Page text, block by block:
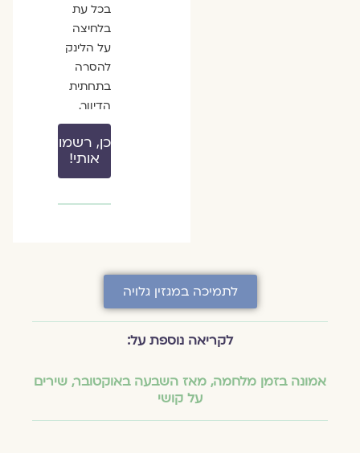
בכל עת
בלחיצה
על הלינק
להסרה
בתחתית
הדיוור.
כן, רשמו
אותי!
לתמיכה במגזין גלויה
לקריאה נוספת על:
אמונה בזמן מלחמה, מאז השבעה באוקטובר, שירים
על קושי